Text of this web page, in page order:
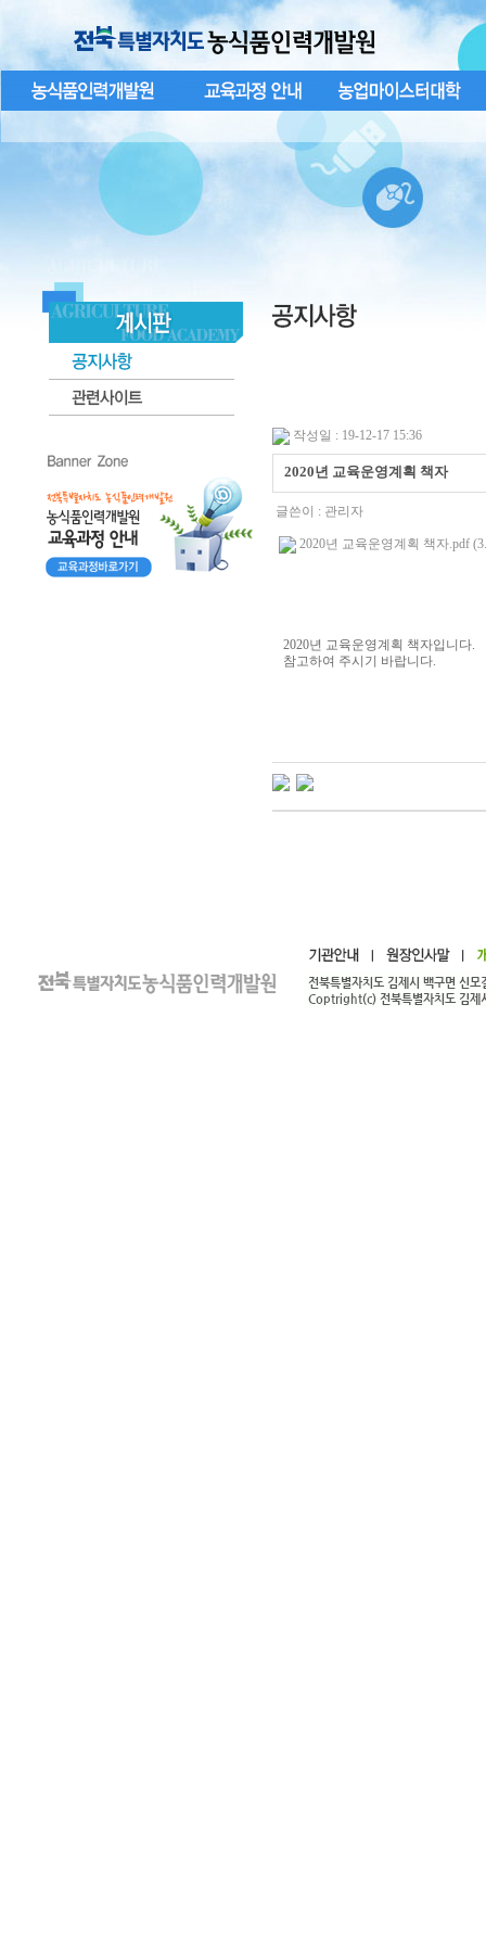
작성일 : 19-12-17 15:36
2020년 교육운영계획 책자
글쓴이 : 관리자
2020년 교육운영계획 책자.pdf
2020년 교육운영계획 책자입니다.
참고하여 주시기 바랍니다.